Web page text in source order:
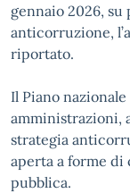
gennaio 2026, su
anticorruzione,
riportato.
Il Piano
amministrazioni,
strategia
aperta a forme di
pubblica.